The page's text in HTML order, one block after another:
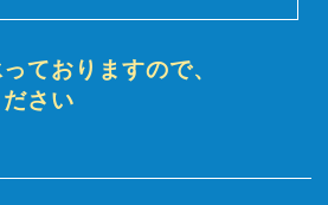
ておりますので、
さい